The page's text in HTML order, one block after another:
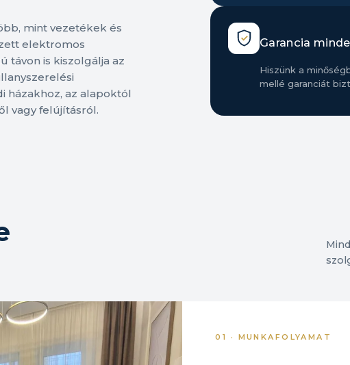
mint vezetékek és
elektromos
távon is kiszolgálja az
házakhoz, az alapoktól
vagy felújításról.
Garancia
Hiszünk a
mellé garanciát
01 · MUNKAFOLYAMAT